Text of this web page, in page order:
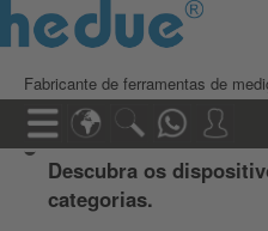
Fabricante de ferramentas de
Descubra os
categorias.